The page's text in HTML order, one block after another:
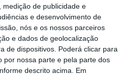
de publicidade e
e desenvolvimento de
nós e os nossos parceiros
e dados de geolocalização
de dispositivos. Poderá clicar para
por nossa parte e pela parte dos
descrito acima. Em
que a informação é
do que nunca, apoie
e rigoroso.
o ECO Premium e